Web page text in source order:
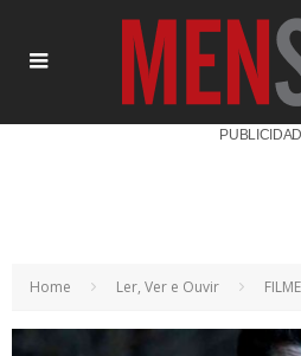
Home Ler, Ver e Ouvir